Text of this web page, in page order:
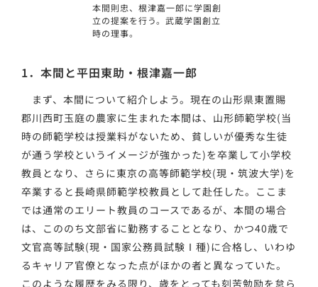
本間則忠、根津嘉一郎に学園創
立の提案を行う。武蔵学園創立
時の理事。
1．本間と平田東助・根津嘉一郎
まず、本間について紹介しよう。現在の山形県東置賜
郡川西町玉庭の農家に生まれた本間は、山形師範学校(当
時の師範学校は授業料がないため、貧しいが優秀な生徒
が通う学校というイメージが強かった)を卒業して小学校
教員となり、さらに東京の高等師範学校(現・筑波大学)を
卒業すると長崎県師範学校教員として赴任した。ここま
では通常のエリート教員のコースであるが、本間の場合
は、こののち文部省に勤務することとなり、かつ40歳で
文官高等試験(現・国家公務員試験Ⅰ種)に合格し、いわゆ
るキャリア官僚となった点がほかの者と異なっていた。
このような履歴をみる限り、歳をとっても刻苦勉励を怠ら